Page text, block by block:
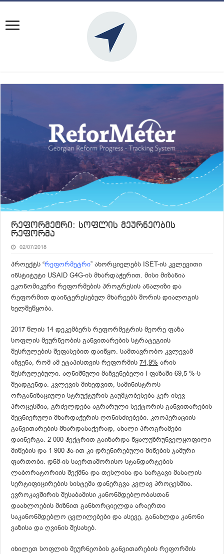
რეფორმეტრი: სოფლის მეურნეობის
რეფორმა
02/07/2018
პროექტს “რეფორმეტრი” ახორციელებს ISET-ის კვლევითი
ინსტიტუტი USAID G4G-ის მხარდაჭერით. მისი მიზანია
ეკონომიკური რეფორმების პროგრესის ანალიზი და
რეფორმით დაინტერესებულ მხარეებს შორის დიალოგის
ხელშეწყობა.
2017 წლის 14 დეკემბერს რეფორმეტრის მეორე ფაზა
სოფლის მეურნეობის განვითარების სტრატეგიის
შესრულების შეფასებით დაიწყო. სამთავრობო კვლევამ
აჩვენა, რომ ამ ეტაპისთვის რეფორმის74,9% არის
შესრულებული. აღნიშნული მაჩვენებელი I ფაზაში 69,5 %-ს
შეადგენდა. კვლევის მიხედვით, სამინისტროს
ორგანიზაციული სტრუქტურის გაუმჯობესება ჯერ ისევ
პროცესშია, გრძელდება აგრარული სექტორის განვითარების
მეცნიერული მხარდაჭერის ღონისძიებები. კოოპერაციის
განვითარების მხარდასაჭერად, ახალი პროგრამები
დაინერგა. 2 000 ჰექტრით გაიზარდა წყალუზრუნველყოფილი
მიწების და 1 900 ჰა-ით კი დრენირებული მიწების ჯამური
ფართობი. დნმ-ის საერთაშორისო სტანდარტების
ლაბორატორიის შექმნა და თესლისა და სარგავი მასალის
სერტიფიცირების სისტემა დანერგვა კვლავ პროცესშია.
ევროკავშირის შესაბამისი კანონმდებლობასთან
დაახლოების მიზნით განხორციელდა არაერთი
საკანონმდებლო ცვლილებები და ასევე, განახლდა კანონი
ვაზისა და ღვინის შესახებ.
იხილეთსოფლის მეურნეობის განვითარების რეფორმის